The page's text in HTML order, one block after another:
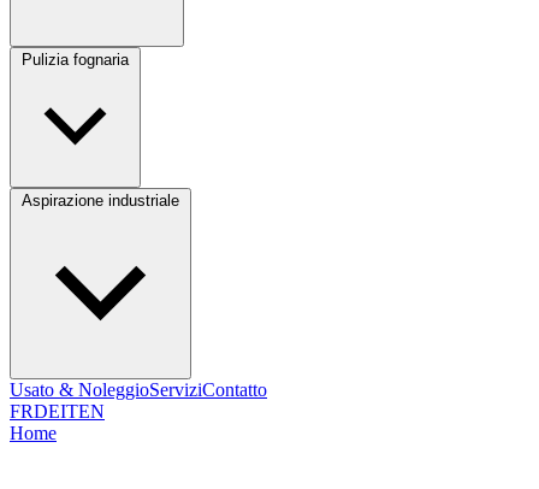
Pulizia fognaria
Usato & NoleggioServiziContatto
FRDEITEN
Home